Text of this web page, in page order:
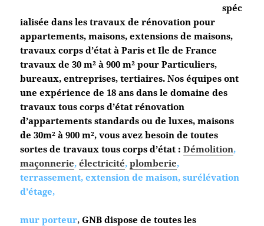
spéc
ialisée dans les travaux de rénovation pour
appartements, maisons, extensions de maisons,
travaux corps d’état à Paris et Ile de France
travaux de 30 m² à 900 m² pour Particuliers,
bureaux, entreprises, tertiaires. Nos équipes ont
une expérience de 18 ans dans le domaine des
travaux tous corps d’état rénovation
d’appartements standards ou de luxes, maisons
de 30m² à 900 m², vous avez besoin de toutes
sortes de travaux tous corps d’état : Démolition,
maçonnerie,électricité,plomberie,
terrassement, extension de maison, surélévation
d’étage,
mur porteur,GNB dispose de toutes les